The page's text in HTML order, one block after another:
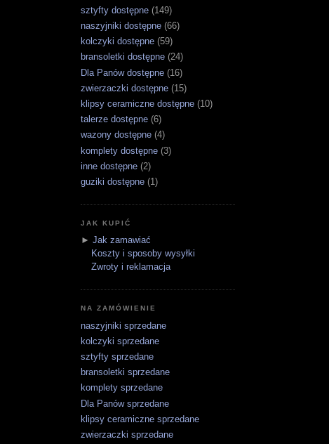
sztyfty dostępne (149)
naszyjniki dostępne (66)
kolczyki dostępne (59)
bransoletki dostępne (24)
Dla Panów dostępne (16)
zwierzaczki dostępne (15)
klipsy ceramiczne dostępne (10)
talerze dostępne (6)
wazony dostępne (4)
komplety dostępne (3)
inne dostępne (2)
guziki dostępne (1)
JAK KUPIĆ
► Jak zamawiać
Koszty i sposoby wysyłki
Zwroty i reklamacja
NA ZAMÓWIENIE
naszyjniki sprzedane
kolczyki sprzedane
sztyfty sprzedane
bransoletki sprzedane
komplety sprzedane
Dla Panów sprzedane
klipsy ceramiczne sprzedane
zwierzaczki sprzedane